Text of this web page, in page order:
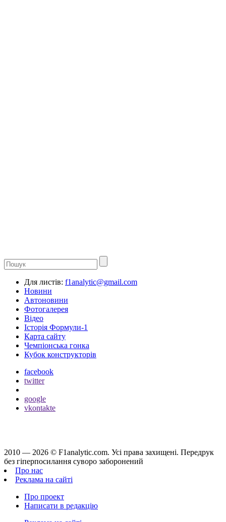
Для листів: f1analytic@gmail.com
Новини
Автоновини
Фотогалерея
Відео
Історія Формули-1
Карта сайту
Чемпіонська гонка
Кубок конструкторів
facebook
twitter
google
vkontakte
2010 — 2026 © F1analytic.com. Усi права захищенi. Передрук
без гіперпосилання суворо заборонений
Про нас
Реклама на сайті
Про проект
Написати в редакцію